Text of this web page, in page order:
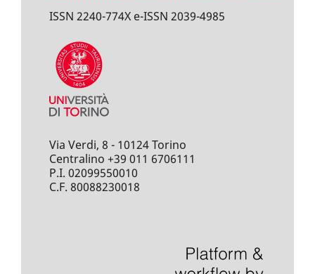
ISSN 2240-774X e-ISSN 2039-4985
Via Verdi, 8 - 10124 Torino
Centralino +39 011 6706111
P.I. 02099550010
C.F. 80088230018